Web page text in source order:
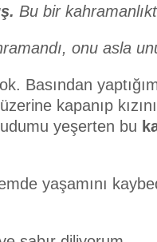
Bu bir
onu asla
Basından
kapanıp
yeşerten bu
yaşamını